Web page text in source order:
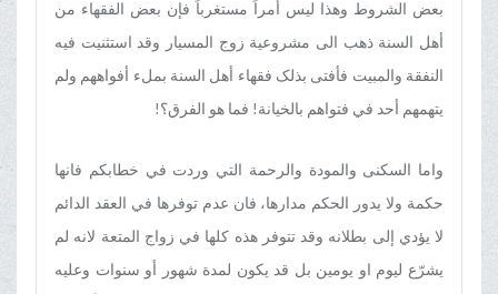
بعض الشروط وهذا لیس أمراً مستغرباً فإن بعض الفقهاء من
أهل السنة ذهب الی مشروعیة زوج المسیار وقد استثنیت فیه
النفقة والمبیت فأفتی بذلک فقهاء أهل السنة بملء أفواههم ولم
یتهمهم أحد في فتواهم بالخیانة! فما هو الفرق؟!
واما السکنی والمودة والرحمة التي وردت في خطابکم فانها
حکمة ولا یدور الحکم مدارها، فان عدم توفرها في العقد الدائم
لا یؤدي إلی بطلانه وقد تتوفر هذه کلها في زواج المتعة لانه لم
یشرّع لیوم او یومین بل قد یکون لمدة شهور أو سنوات وعلیه